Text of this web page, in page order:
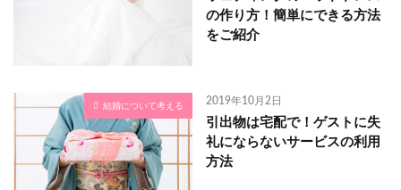
の作り方！簡単にできる方法
をご紹介
結婚について考える 2019年10月2日
引出物は宅配で！ゲストに失
礼にならないサービスの利用
方法